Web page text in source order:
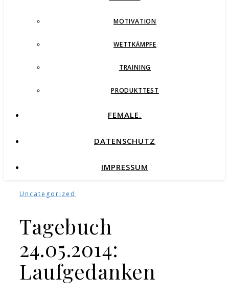
MOTIVATION
WETTKÄMPFE
TRAINING
PRODUKTTEST
FEMALE.
DATENSCHUTZ
IMPRESSUM
Uncategorized
Tagebuch
24.05.2014:
Laufgedanken